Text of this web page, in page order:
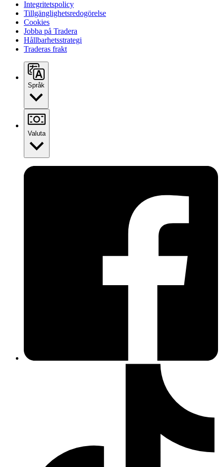
Integritetspolicy
Tillgänglighetsredogörelse
Cookies
Jobba på Tradera
Hållbarhetsstrategi
Traderas frakt
Språk
Valuta